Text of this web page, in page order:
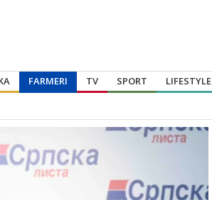
FARMERI TV SPORT LIFESTYLE